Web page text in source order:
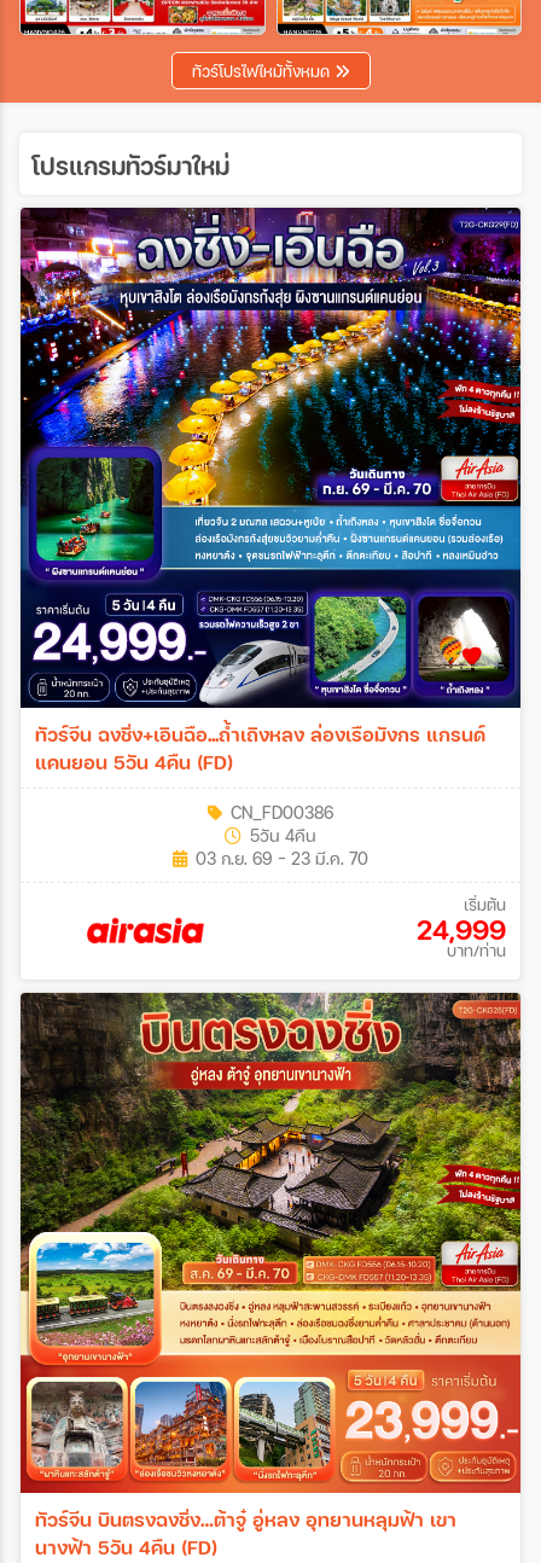
เฉพาะเทศกาล
ค้นหา
ทัวร์โปรไฟไหม้ทั้งหมด
โปรแกรมทัวร์มาใหม่
ทัวร์จีน ฉงชิ่ง+เอินฉือ...ถ้ำเถิงหลง ล่องเรือมังกร แกรนด์
แคนยอน 5วัน 4คืน (FD)
CN_FD00386
5วัน 4คืน
03 ก.ย. 69 - 23 มี.ค. 70
เริ่มต้น
24,999
บาท/ท่าน
ทัวร์จีน บินตรงฉงชิ่ง…ต้าจู๋ อู่หลง อุทยานหลุมฟ้า เขา
นางฟ้า 5วัน 4คืน (FD)